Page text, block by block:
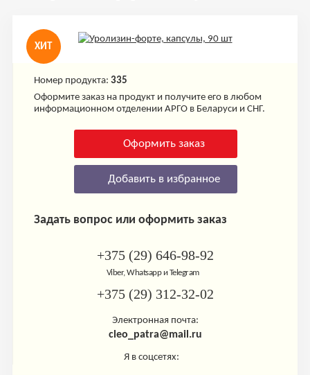
ХИТ
Номер продукта: 335
Оформите заказ на продукт и получите его в любом
информационном отделении АРГО в Беларуси и СНГ.
Оформить заказ
Добавить в избранное
Задать вопрос или оформить заказ
+375 (29) 646-98-92
Viber, Whatsapp и Telegram
+375 (29) 312-32-02
Электронная почта:
cleo_patra@mail.ru
Я в соцсетях: